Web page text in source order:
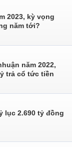
2023, kỳ vọng
năm tới?
năm 2022,
trả cổ tức tiền
lục 2.690 tỷ đồng